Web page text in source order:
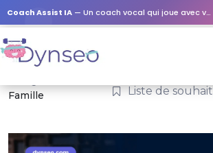
Coach Assist IA — Un coach vocal qui joue avec vos proches
Famille
Liste de